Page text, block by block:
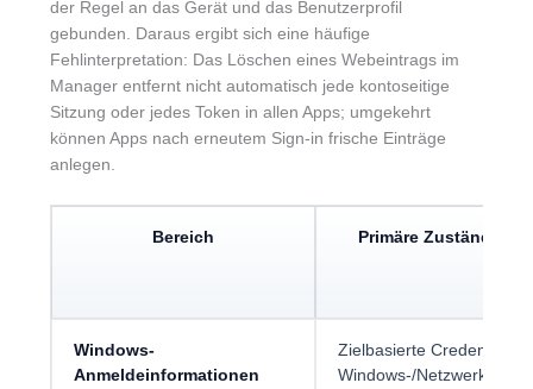
der Regel an das Gerät und das Benutzerprofil
gebunden. Daraus ergibt sich eine häufige
Fehlinterpretation: Das Löschen eines Webeintrags im
Manager entfernt nicht automatisch jede kontoseitige
Sitzung oder jedes Token in allen Apps; umgekehrt
können Apps nach erneutem Sign-in frische Einträge
anlegen.
Bereich Primäre
Windows-
Anmeldeinformationen
Zielbasierte Credentials
Windows-/